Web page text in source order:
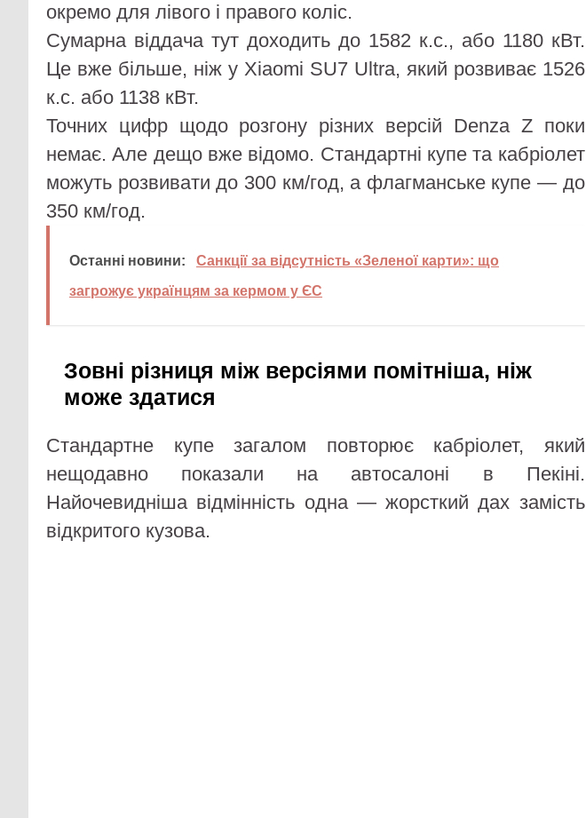
окремо для лівого і правого коліс.
Сумарна віддача тут доходить до 1582 к.с., або 1180 кВт.
Це вже більше, ніж у Xiaomi SU7 Ultra, який розвиває 1526
к.с. або 1138 кВт.
Точних цифр щодо розгону різних версій Denza Z поки
немає. Але дещо вже відомо. Стандартні купе та кабріолет
можуть розвивати до 300 км/год, а флагманське купе — до
350 км/год.
Останні новини:
Санкції за відсутність «Зеленої карти»: що
загрожує українцям за кермом у ЄС
Зовні різниця між версіями помітніша, ніж
може здатися
Стандартне купе загалом повторює кабріолет, який
нещодавно показали на автосалоні в Пекіні.
Найочевидніша відмінність одна — жорсткий дах замість
відкритого кузова.